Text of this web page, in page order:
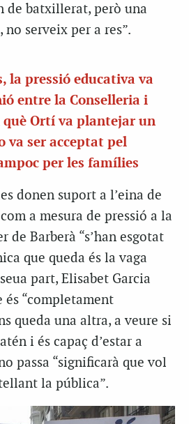
de batxillerat, però una
no serveix per a res”.
la pressió educativa va
entre la Conselleria i
què Ortí va plantejar un
va ser acceptat pel
per les famílies
donen suport a l’eina de
a mesura de pressió a la
de Barberà “s’han esgotat
que queda és la vaga
part, Elisabet Garcia
és “completament
queda una altra, a veure si
i és capaç d’estar a
passa “significarà que vol
la pública”.